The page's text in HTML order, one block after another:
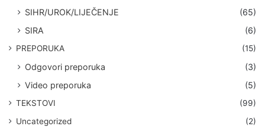
SIHR/UROK/LIJEČENJE
(65)
SIRA
(6)
PREPORUKA (15)
Odgovori preporuka
(3)
Video preporuka
(5)
TEKSTOVI
(99)
Uncategorized
(2)